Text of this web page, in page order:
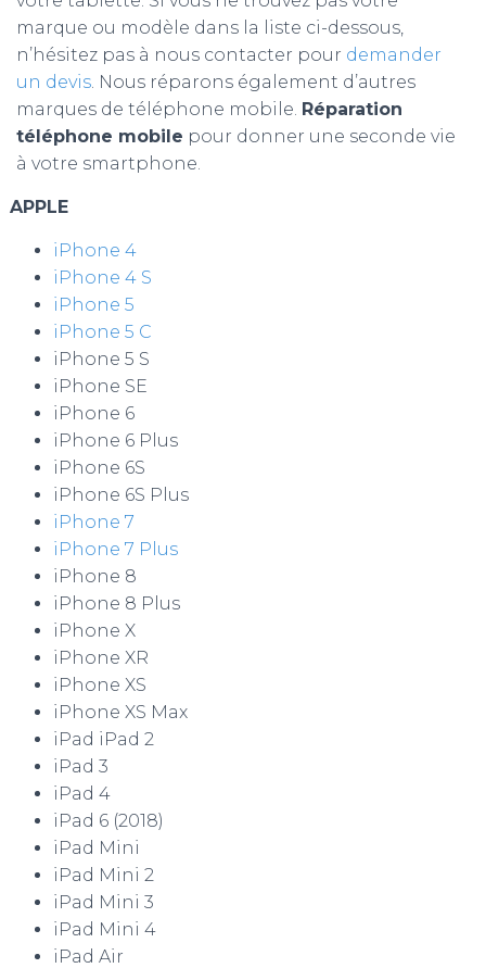
marque ou modèle dans la liste ci-dessous,
n’hésitez pas à nous contacter pour demander
un devis. Nous réparons également d’autres
marques de téléphone mobile. Réparation
téléphone mobile pour donner une seconde vie
à votre smartphone.
APPLE
iPhone 4
iPhone 4 S
iPhone 5
iPhone 5 C
iPhone 5 S
iPhone SE
iPhone 6
iPhone 6 Plus
iPhone 6S
iPhone 6S Plus
iPhone 7
iPhone 7 Plus
iPhone 8
iPhone 8 Plus
iPhone X
iPhone XR
iPhone XS
iPhone XS Max
iPad iPad 2
iPad 3
iPad 4
iPad 6 (2018)
iPad Mini
iPad Mini 2
iPad Mini 3
iPad Mini 4
iPad Air